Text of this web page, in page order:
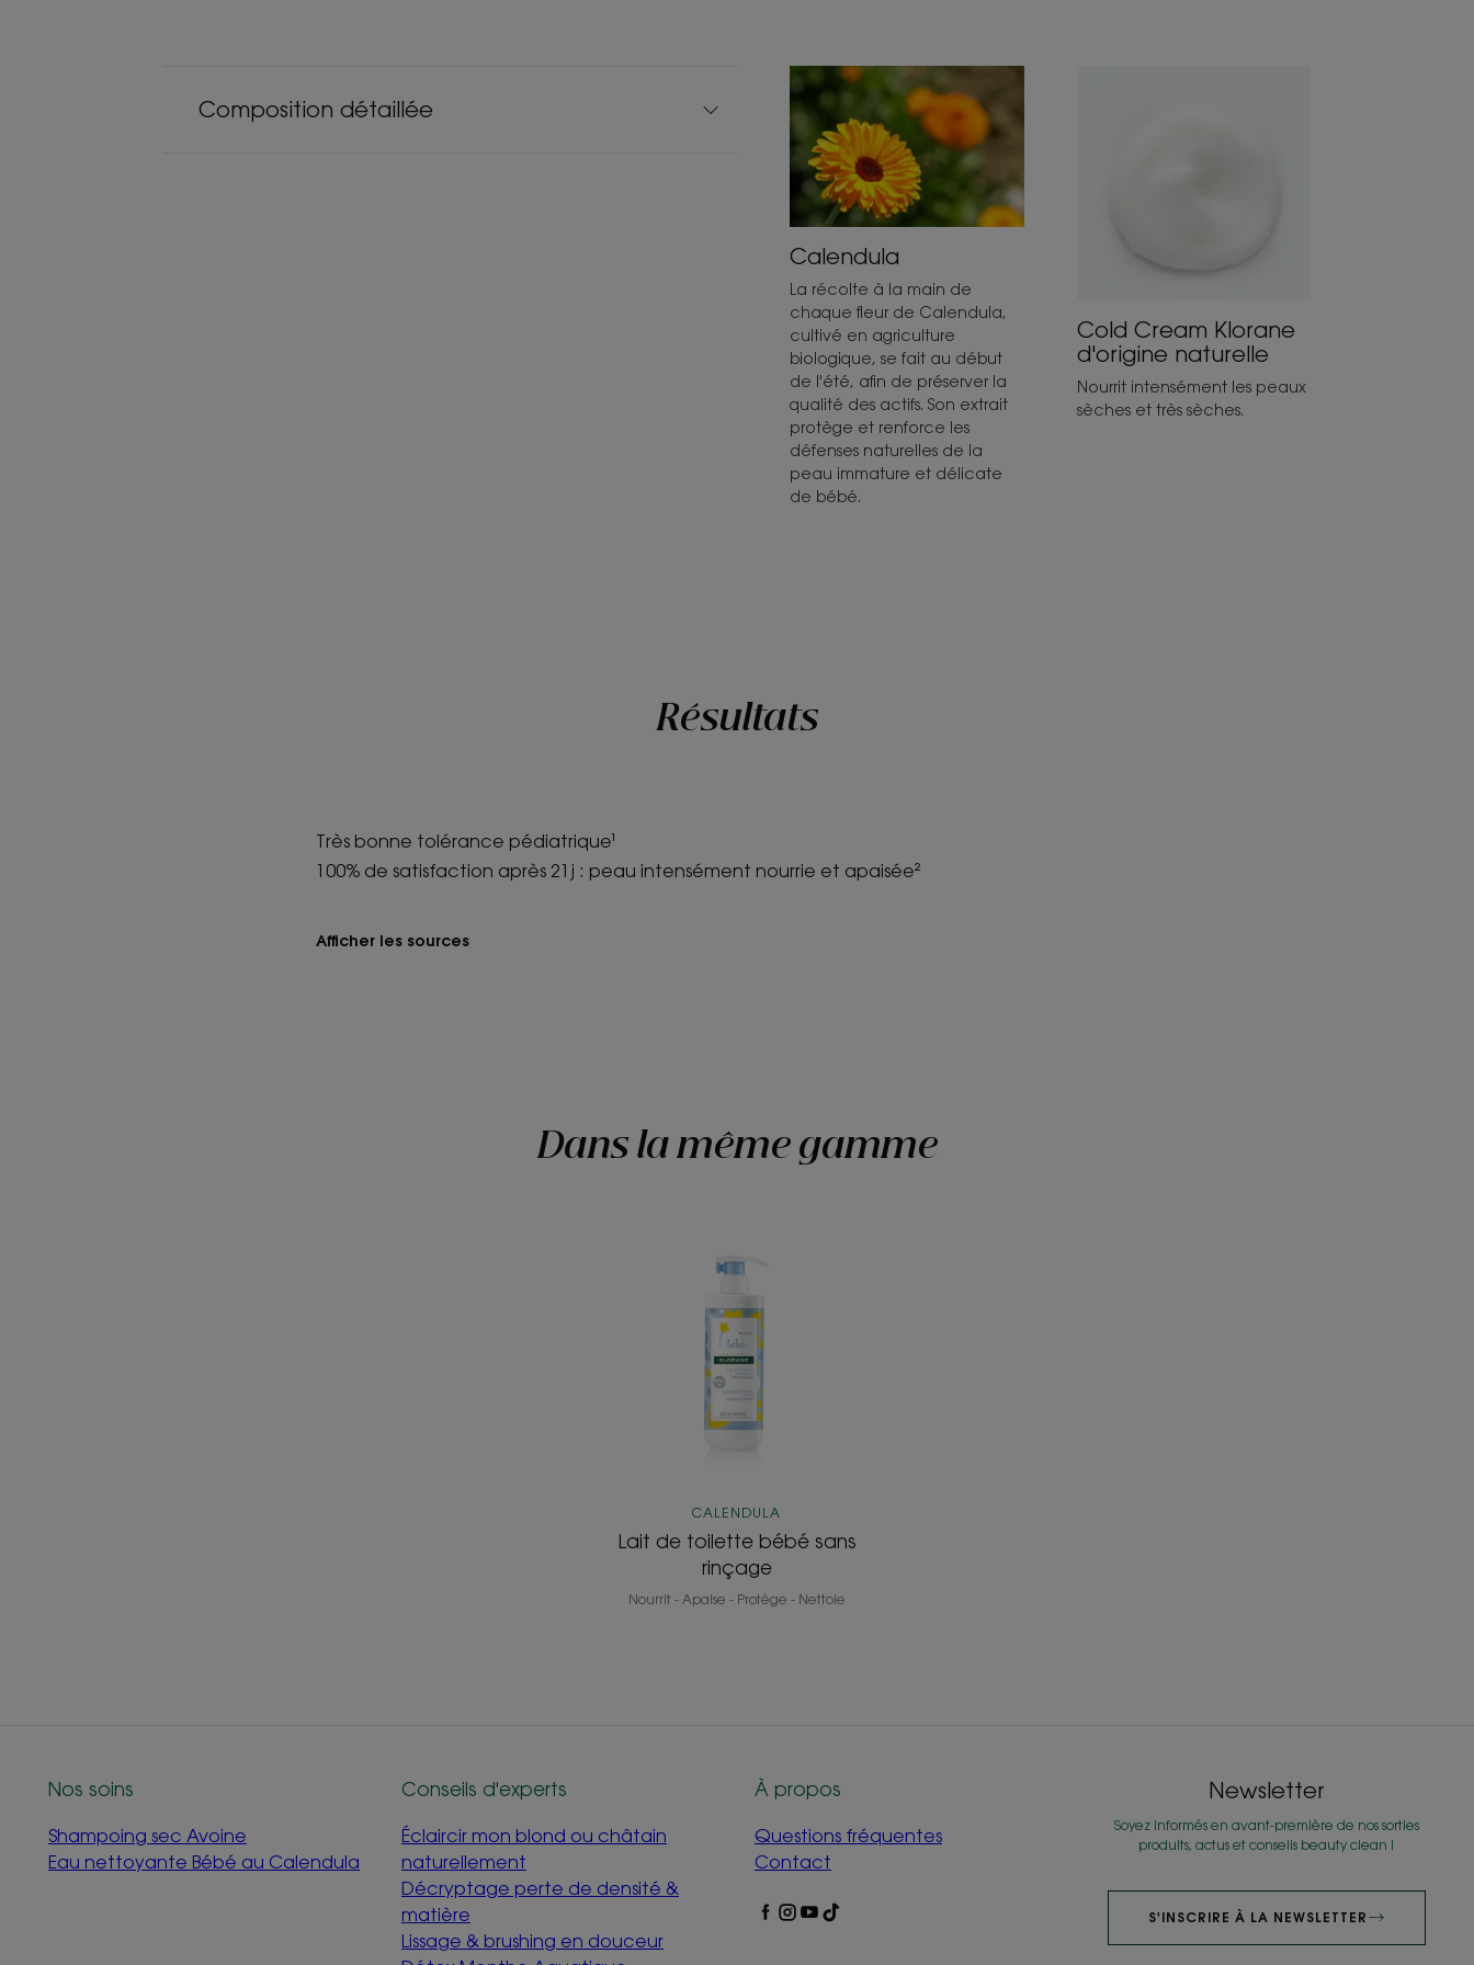
Composition détaillée
Calendula
La récolte à la main de
chaque fleur de Calendula,
cultivé en agriculture
biologique, se fait au début
de l'été, afin de préserver la
qualité des actifs. Son extrait
protège et renforce les
défenses naturelles de la
peau immature et délicate
de bébé.
Cold Cream Klorane
d'origine naturelle
Nourrit intensément les peaux
sèches et très sèches.
Résultats
Très bonne tolérance pédiatrique¹
100% de satisfaction après 21j : peau intensément nourrie et apaisée²
Afficher les sources
Dans la même gamme
de
toilette
bébé
sans
CALENDULA
Lait de toilette bébé sans
rinçage
Nourrit - Apaise - Protège - Nettoie
nos meilleurs conseils en 1 Clic !
Newsletter
Soyez informés en avant-première de nos sorties
produits, actus et conseils beauty clean !
S'INSCRIRE À LA NEWSLETTER
Nos soins
Shampoing sec Avoine
Eau nettoyante Bébé au Calendula
Conseils d'experts
Éclaircir mon blond ou châtain
naturellement
Décryptage perte de densité &
matière
Lissage & brushing en douceur
À propos
Questions fréquentes
Contact